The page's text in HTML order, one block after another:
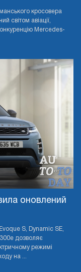
кросовера
світом авіації,
Mercedes-
оновлений
S, Dynamic SE,
дозволяє
режимі
на ...